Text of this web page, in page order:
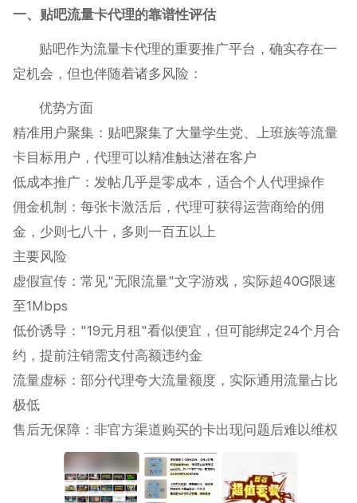
一、贴吧流量卡代理的靠谱性评估
贴吧作为流量卡代理的重要推广平台，确实存在一
定机会，但也伴随着诸多风险：
优势方面
精准用户聚集‌：贴吧聚集了大量学生党、上班族等流量
卡目标用户，代理可以精准触达潜在客户‌
低成本推广‌：发帖几乎是零成本，适合个人代理操作‌
佣金机制‌：每张卡激活后，代理可获得运营商给的佣
金，少则七八十，多则一百五以上‌
主要风险
虚假宣传‌：常见"无限流量"文字游戏，实际超40G限速
至1Mbps‌
低价诱导‌："19元月租"看似便宜，但可能绑定24个月合
约，提前注销需支付高额违约金‌
流量虚标‌：部分代理夸大流量额度，实际通用流量占比
极低‌
售后无保障‌：非官方渠道购买的卡出现问题后难以维权‌